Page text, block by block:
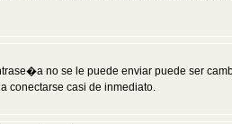
no se le puede enviar puede ser
conectarse casi de inmediato.